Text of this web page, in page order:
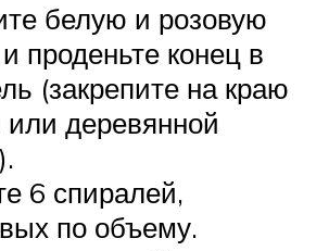
белую и розовую
проденьте конец в
(закрепите на краю
или деревянной
6 спиралей,
по объему.